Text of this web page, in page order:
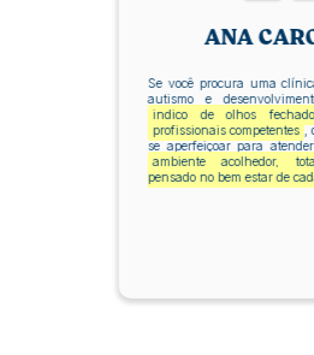
ANA
Se você procura uma clínica
autismo e
indico de olhos
profissionais competentes ,
se aperfeiçoar para atender
ambiente acolhedor,
pensado no bem estar de cada